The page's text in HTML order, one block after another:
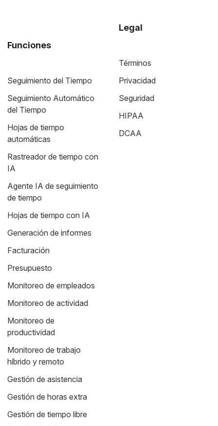
Funciones
Seguimiento del Tiempo
Seguimiento Automático
del Tiempo
Hojas de tiempo
automáticas
Rastreador de tiempo con
IA
Agente IA de seguimiento
de tiempo
Hojas de tiempo con IA
Generación de informes
Facturación
Presupuesto
Monitoreo de empleados
Monitoreo de actividad
Monitoreo de
productividad
Monitoreo de trabajo
híbrido y remoto
Gestión de asistencia
Gestión de horas extra
Gestión de tiempo libre
Legal
Términos
Privacidad
Seguridad
HIPAA
DCAA